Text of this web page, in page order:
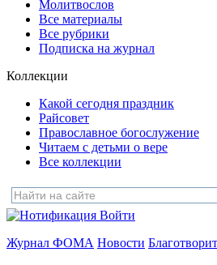
Молитвослов
Все материалы
Все рубрики
Подписка на журнал
Коллекции
Какой сегодня праздник
Райсовет
Православное богослужение
Читаем с детьми о вере
Все коллекции
Войти
Журнал ФОМА Новости